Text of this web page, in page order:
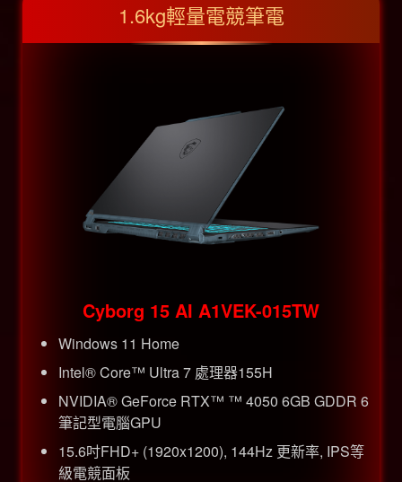
1.6kg輕量電競筆電
Cyborg 15 AI A1VEK-015TW
Windows 11 Home
Intel® Core™ Ultra 7 處理器155H
NVIDIA® GeForce RTX™ ™ 4050 6GB GDDR 6
筆記型電腦GPU
15.6吋FHD+ (1920x1200), 144Hz 更新率, IPS等
級電競面板